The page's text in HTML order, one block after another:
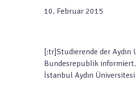
10. Februar 2015
[:tr]Studierende der
Bundesrepublik informiert.
İstanbul Aydın